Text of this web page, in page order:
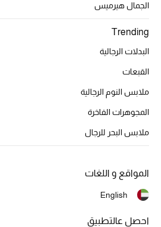
الموسم الجديد
الحقائب النسائية
دليل ملتزمات الحقائب
حقائب رجالية
تسوقوا الحقائب
الجمال هيرميس
Trending
البدلات الرجالية
القبعات
ملابس النوم الرجالية
المجوهرات الفاخرة
ملابس البحر للرجال
المواقع و اللغات
English
احصل عالتطبيق